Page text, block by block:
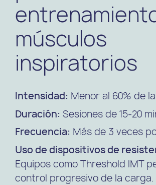
músculos
inspiratorios
Intensidad: Menor al 60% de
Duración: Sesiones de 15-20
Frecuencia: Más de 3 veces
Uso de dispositivos de
Equipos como Threshold IMT
control progresivo de la carga.